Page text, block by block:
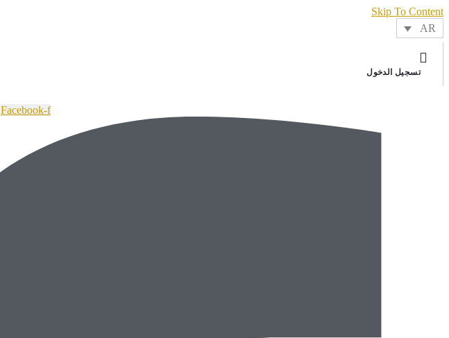
Skip To Content
AR
تسجيل الدخول
Facebook-f